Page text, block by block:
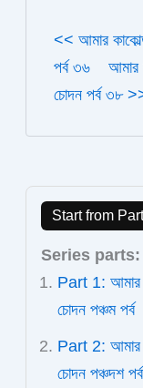
<< আমার
পর্ব ৩৬
আমার
চোদন পর্ব ৩৮
Start from
Series parts:
Part 1: আমার
চোদন পঞ্চম পর্ব
Part 2: আমার
চোদন পঞ্চদশ পর্ব